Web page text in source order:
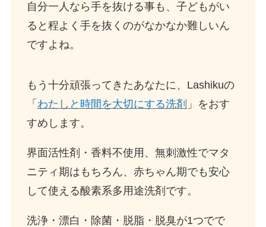
自分一人なら手を抜ける事も、子どもがい
ると程よく手を抜くのがなかなか難しいん
ですよね。
もう十分頑張ってきたあなたに、Lashikuの
「 わたしと時間を大切にする洗剤 」をおす
すめします。
界面活性剤・香料不使用、無刺激性でマタ
ニティ期はもちろん、赤ちゃん期でも安心
して使える酸素系多用途洗剤です。
洗浄・漂白・除菌・脱脂・脱臭が1つでで